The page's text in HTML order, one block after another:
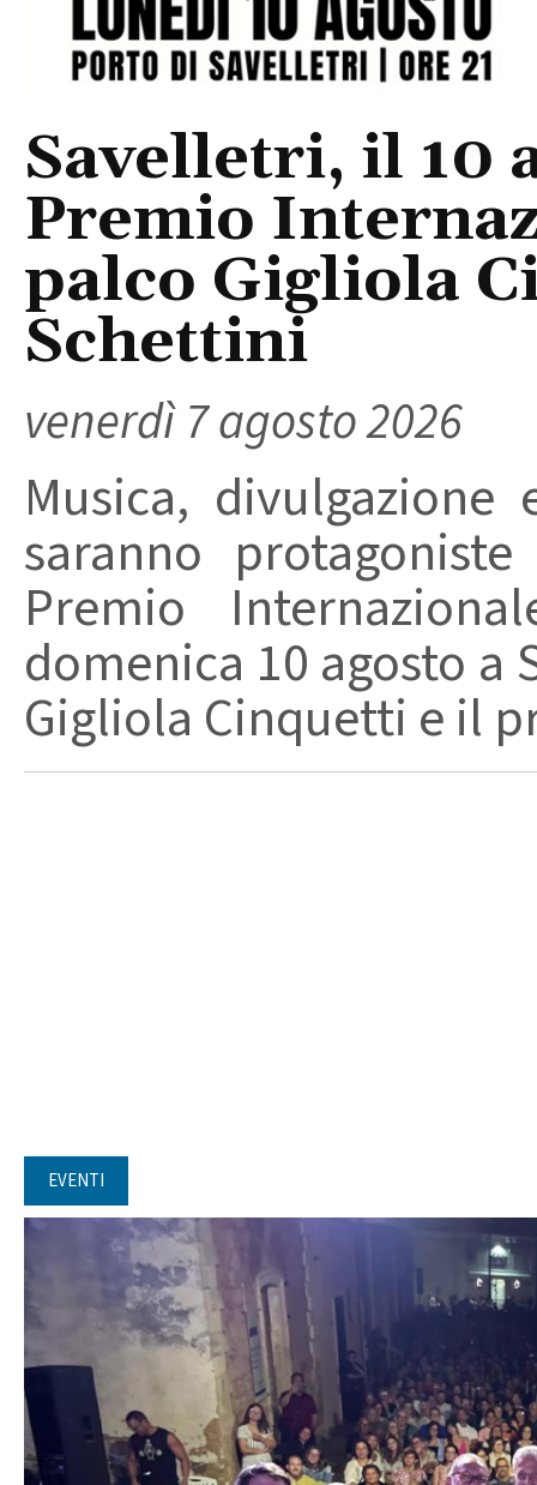
Savelletri, il 10
Premio
palco Gigliola
Schettini
venerdì 7 agosto 2026
Musica,
saranno
Premio
domenica 10 agosto
Gigliola Cinquetti e il
EVENTI